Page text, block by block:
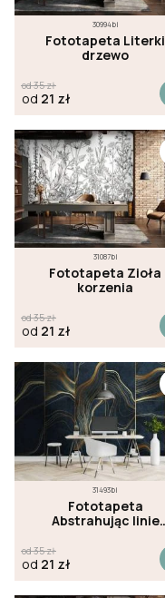
30994bi
Fototapeta Literki
drzewo
od35zł
od 21 zł
31087bi
Fototapeta Zioła
korzenia
od35zł
od 21 zł
31493bi
Fototapeta
Abstrahując linie
od35zł
od 21 zł